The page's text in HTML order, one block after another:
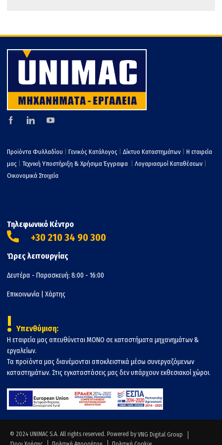
Προϊόντα Φυλλαδίου Γενικός Κατάλογος Δίκτυο Καταστημάτων
Η εταιρεία
μας
Τεχνική Υποστήριξη & Χρήσιμα Έγγραφα Λογαριασμοί Καταθέσεων
Οικονομικά Στοιχεία
Τηλεφωνικό Κέντρο
+30 210 34 90 300
Ώρες λειτουργίας
Δευτέρα - Παρασκευή: 8:00 - 16:00
Επικοινωνία Χάρτης
! Υπενθύμιση:
Η εταιρεία μας απευθύνεται ΜΟΝΟ σε καταστήματα μηχανημάτων &
εργαλείων.
Τα προϊόντα μας διανέμονται αποκλειστικά μέσω συνεργαζόμενων
καταστημάτων. Στις εγκαταστάσεις μας δεν υπάρχουν εκθεσιακοί χώροι.
© 2024 UNIMAC S.A. All rights reserved. Powered by VNG Digital Group